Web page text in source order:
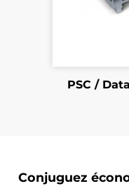
PSC /
Conjuguez